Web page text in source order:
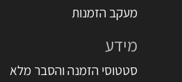
מעקב הזמנות
מידע
סטטוסי הזמנה והסבר מלא